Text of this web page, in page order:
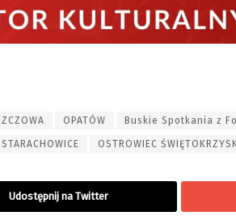
OPATÓW Buskie Spotkania z
STARACHOWICE OSTROWIEC
Udostępnij na Twitter